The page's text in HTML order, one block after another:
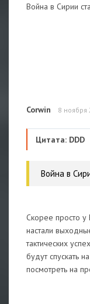
Война в Сирии
Corwin 8 ноября
Цитата: DDD
Война в
Скорее просто у
настали
тактических
будут спускать
посмотреть на